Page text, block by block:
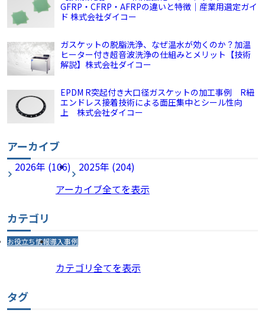
GFRP・CFRP・AFRPの違いと特徴｜産業用選定ガイ
ド 株式会社ダイコー
ガスケットの脱脂洗浄、なぜ温水が効くのか？加温
ヒーター付き超音波洗浄の仕組みとメリット【技術
解説】株式会社ダイコー
EPDM R突起付き大口径ガスケットの加工事例 R紐
エンドレス接着技術による面圧集中とシール性向
上 株式会社ダイコー
アーカイブ
2026年 (106)
2025年 (204)
アーカイブ全てを表示
カテゴリ
お役立ち情報導入事例
カテゴリ全てを表示
タグ